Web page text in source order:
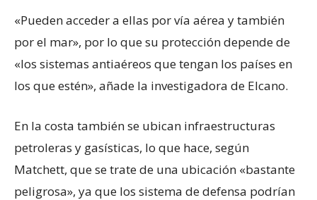
«Pueden acceder a ellas por vía aérea y también
por el mar», por lo que su protección depende de
«los sistemas antiaéreos que tengan los países en
los que estén», añade la investigadora de Elcano.
En la costa también se ubican infraestructuras
petroleras y gasísticas, lo que hace, según
Matchett, que se trate de una ubicación «bastante
peligrosa», ya que los sistema de defensa podrían